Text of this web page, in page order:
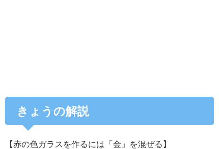
きょうの解説
【赤の色ガラスを作るには「金」を混ぜる】